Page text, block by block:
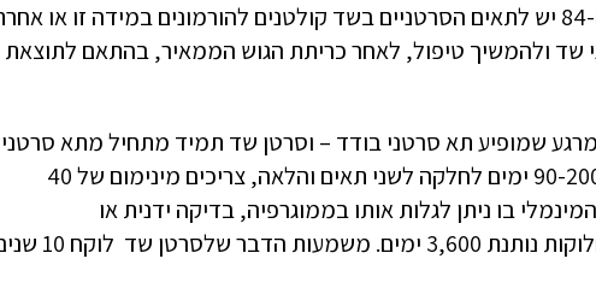
ישנם סוגים שונים של סרטני שד. ברובם הגדול – 84-86% יש לתאים הסרטניים בשד קולטנים להורמונים במידה זו או
שד ולהמשיך טיפול, לאחר כריתת הגוש הממאיר, בהתאם לתוצאת
שמופיע תא סרטני בודד – וסרטן שד תמיד מתחיל מתא סרטני
בודד ולא מהשתנות של ממצא שפיר לממאיר, לוקח 90-200 ימים לחלקה לשני תאים והלאה, צריכים מינימום של 40
עד 1 ס"מ, שזה הגודל המינמלי בו ניתן לגלות אותו בממוגרפיה, בדיקה ידנית או
אולטרה-סאונד. הכפלה של 90 יום זמן חלוקה ב-40 חלוקות נותנת 3,600 ימים. משמעות